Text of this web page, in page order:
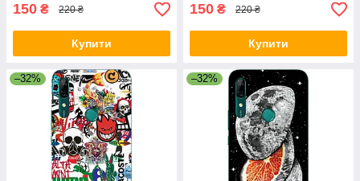
150 ₴ 220 ₴
Купити
150 ₴ 220 ₴
Купити
–32% –32%